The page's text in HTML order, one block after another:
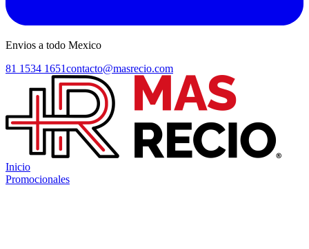
Envios a todo Mexico
81 1534 1651contacto@masrecio.com
Inicio
Promocionales